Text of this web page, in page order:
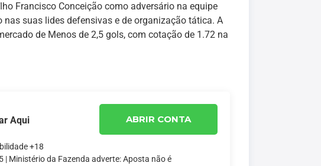
Francisco Conceição como adversário na equipe
suas lides defensivas e de organização tática. A
de Menos de 2,5 gols, com cotação de 1.72 na
Aqui ABRIR CONTA
+18
Ministério da Fazenda adverte: Aposta não é